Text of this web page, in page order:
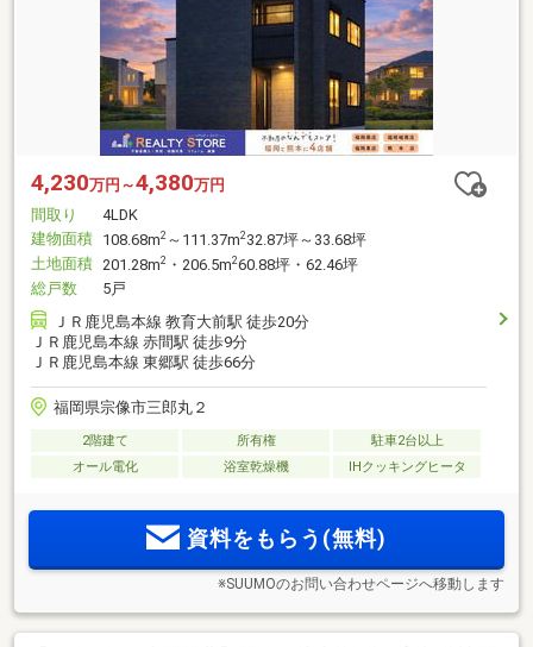
4,230万円～4,380万円
間取り
4LDK
建物面積 108.68m2 ～111.37m232.87坪～33.68坪
土地面積 201.28m2 ・206.5m260.88坪・62.46坪
総戸数
5戸
ＪＲ鹿児島本線 教育大前駅 徒歩20分
ＪＲ鹿児島本線 赤間駅 徒歩9分
ＪＲ鹿児島本線 東郷駅 徒歩66分
福岡県宗像市三郎丸２
2階建て 所有権
駐車2台以上
オール電化
浴室乾燥機 IHクッキングヒータ
資料をもらう(無料)
※SUUMOのお問い合わせページへ移動します